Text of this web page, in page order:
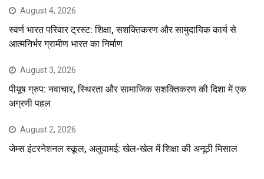
August 4, 2026
स्वर्ण भारत परिवार ट्रस्ट: शिक्षा, सशक्तिकरण और सामुदायिक कार्य से
आत्मनिर्भर ग्रामीण भारत का निर्माण
August 3, 2026
पीयूष ग्रुप: नवाचार, स्थिरता और सामाजिक सशक्तिकरण की दिशा में एक
अग्रणी पहल
August 2, 2026
जेम्स इंटरनेशनल स्कूल, अलुवामई: खेल-खेल में शिक्षा की अनूठी मिसाल